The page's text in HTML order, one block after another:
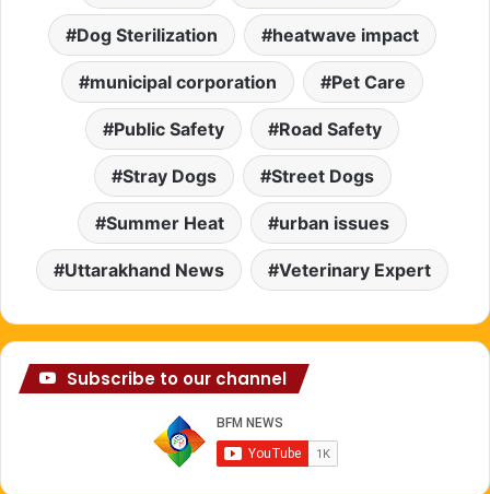
Dog Sterilization heatwave impact
municipal corporation Pet Care
Public Safety Road Safety
Stray Dogs Street Dogs
Summer Heat urban issues
Uttarakhand News Veterinary Expert
Subscribe to our channel